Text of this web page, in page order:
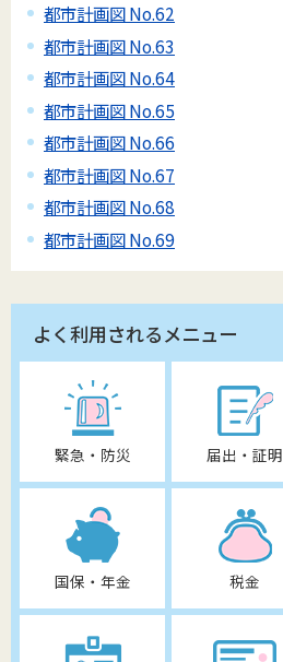
都市計画図 No.62
都市計画図 No.63
都市計画図 No.64
都市計画図 No.65
都市計画図 No.66
都市計画図 No.67
都市計画図 No.68
都市計画図 No.69
よく利用されるメニュー
緊急・防災 届出・証明
国保・年金 税金